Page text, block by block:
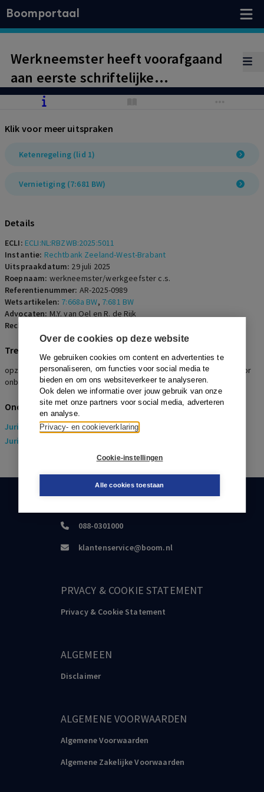
Over de cookies op deze website
We gebruiken cookies om content en advertenties te
personaliseren, om functies voor social media te
bieden en om ons websiteverkeer te analyseren.
Ook delen we informatie over jouw gebruik van onze
site met onze partners voor social media, adverteren
en analyse.
Privacy- en cookieverklaring
Cookie-instellingen
Alle cookies toestaan
Boomportaal
Werkneemster heeft voorafgaand
aan eerste schriftelijke
arbeidsovereenkomst al
werkgever, zodat geen sprake is van
drie, maar van vier opvolgende
Arbeidsovereenkomst voor
opgezegd.
Klik voor meer uitspraken
Ketenregeling (lid 1)
Vernietiging (7:681 BW)
Details
ECLI: ECLI:NL:RBZWB:2025:5011
Instantie: Rechtbank Zeeland-West-Brabant
Uitspraakdatum: 29 juli 2025
Roepnaam: werkneemster/werkgeefster c.s.
Referentienummer: AR-2025-0989
Wetsartikelen: 7:668a BW, 7:681 BW
Advocaten: M.Y. van Oel en R. de Rijk
Rechters:
Trefwoorden
opzegging, vernietiging, ketenregeling, arbeidsovereenkomst voor
onbepaalde tijd, doorbetaling van loon, beschikbaar voor werk
Onderwerpen
Juridisch> Arbeidsrecht
Juridisch
088-0301000
klantenservice@boom.nl
PRVACY & COOKIE STATEMENT
Privacy & Cookie Statement
ALGEMEEN
Disclaimer
ALGEMENE VOORWAARDEN
Algemene Voorwaarden
Algemene Zakelijke Voorwaarden